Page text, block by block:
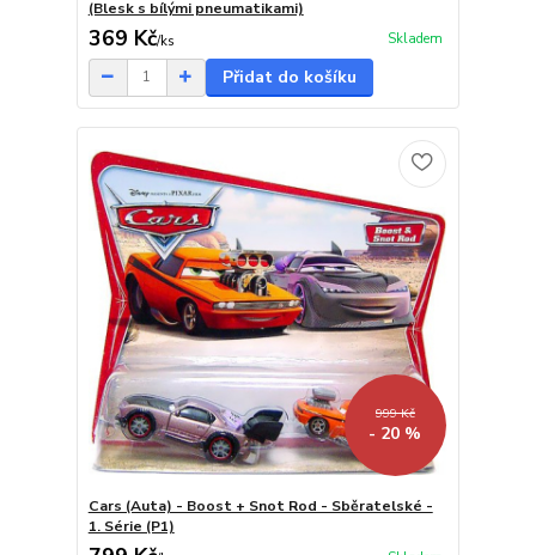
(Blesk s bílými pneumatikami)
369 Kč/ks Skladem
Přidat do košíku
999 Kč
- 20 %
Cars (Auta) - Boost + Snot Rod - Sběratelské -
1. Série (P1)